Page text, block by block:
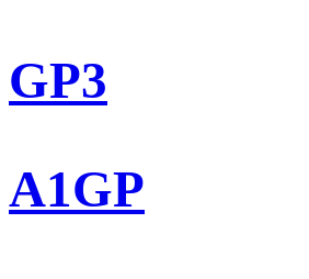
GP3
A1GP